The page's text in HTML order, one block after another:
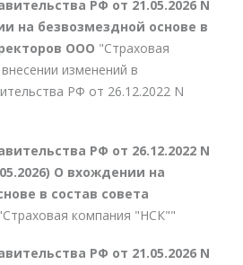
РФ от 21.05.2026 N
на безвозмездной основе в
ООО "Страховая
изменений в
РФ от 26.12.2022 N
РФ от 26.12.2022 N
О вхождении на
в состав совета
компания "НСК""
РФ от 21.05.2026 N